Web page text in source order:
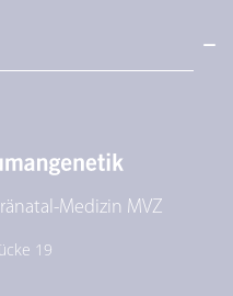
Medizin MVZ
19